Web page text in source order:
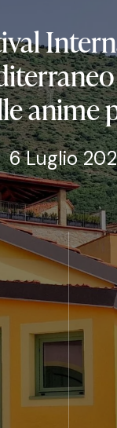
anime
6 Luglio